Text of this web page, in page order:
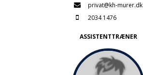
privat@kh-murer.dk
2034 1476
ASSISTENTTRÆNER